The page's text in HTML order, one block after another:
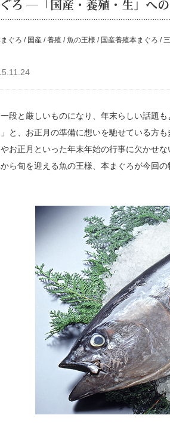
ろ ─「国産・養殖・生」へ
ぐろ / 国産 / 養殖 / 魚の王様 / 国産養殖本まぐろ /
段と厳しいものになり、年末らしい話題
と、お正月の準備に想いを馳せている方
お正月といった年末年始の行事に欠かせ
ら旬を迎える魚の王様、本まぐろが今回の